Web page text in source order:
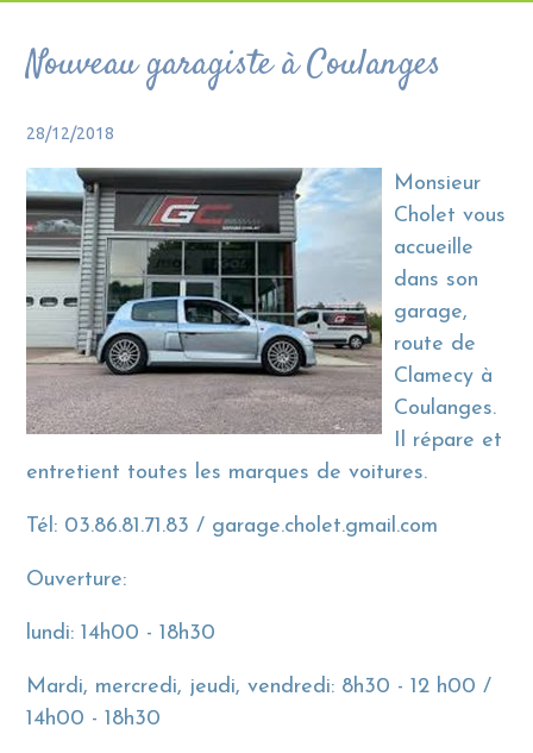
Nouveau garagiste à Coulanges
28/12/2018
Monsieur
Cholet vous
accueille
dans son
garage,
route de
Clamecy à
Coulanges.
Il répare et
entretient toutes les marques de voitures.
Tél: 03.86.81.71.83 / garage.cholet.gmail.com
Ouverture:
lundi: 14h00 - 18h30
Mardi, mercredi, jeudi, vendredi: 8h30 - 12 h00 /
14h00 - 18h30